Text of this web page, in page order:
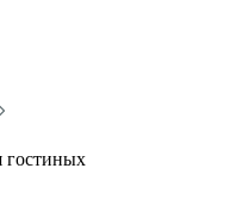
гостиных